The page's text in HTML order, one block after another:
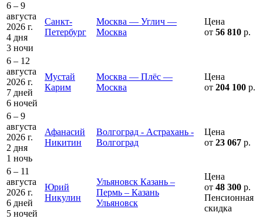
6 – 9
августа
2026 г.
4 дня
3 ночи
Санкт-
Петербург
Москва — Углич —
Москва
Цена
от 56 810 р.
6 – 12
августа
2026 г.
7 дней
6 ночей
Мустай
Карим
Москва — Плёс —
Москва
Цена
от 204 100 р.
6 – 9
августа
2026 г.
2 дня
1 ночь
Афанасий
Никитин
Волгоград - Астрахань -
Волгоград
Цена
от 23 067 р.
6 – 11
августа
2026 г.
6 дней
5 ночей
Юрий
Никулин
Ульяновск Казань –
Пермь – Казань
Ульяновск
Цена
от 48 300 р.
Пенсионная
скидка